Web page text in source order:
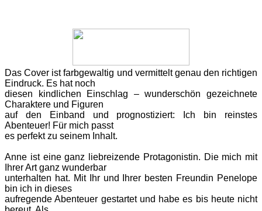
DasCover ist farbgewaltig und vermittelt genau den richtigen
Eindruck. Es hat noch
diesen kindlichen Einschlag – wunderschön gezeichnete
Charaktere und Figuren
auf den Einband und prognostiziert: Ich bin reinstes
Abenteuer! Für mich passt
es perfekt zu seinem Inhalt.
Anne ist eine ganz liebreizende Protagonistin. Die mich mit
Ihrer Art ganz wunderbar
unterhalten hat. Mit Ihr und Ihrer besten Freundin Penelope
bin ich in dieses
aufregende Abenteuer gestartet und habe es bis heute nicht